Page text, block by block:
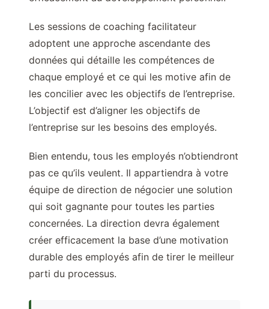
Les sessions de coaching facilitateur
adoptent une approche ascendante des
données qui détaille les compétences de
chaque employé et ce qui les motive afin de
les concilier avec les objectifs de l’entreprise.
L’objectif est d’aligner les objectifs de
l’entreprise sur les besoins des employés.
Bien entendu, tous les employés n’obtiendront
pas ce qu’ils veulent. Il appartiendra à votre
équipe de direction de négocier une solution
qui soit gagnante pour toutes les parties
concernées. La direction devra également
créer efficacement la base d’une motivation
durable des employés afin de tirer le meilleur
parti du processus.